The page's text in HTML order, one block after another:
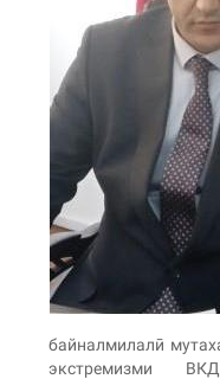
байналмилалӣ
экстремизми